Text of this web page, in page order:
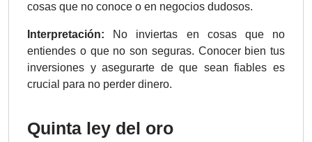
cosas que no conoce o en negocios dudosos.
Interpretación: No inviertas en cosas que no
entiendes o que no son seguras. Conocer bien tus
inversiones y asegurarte de que sean fiables es
crucial para no perder dinero.
Quinta ley del oro